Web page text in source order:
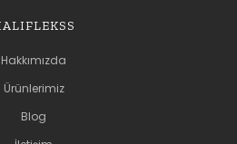
Hakkımızda
Ürünlerimiz
Blog